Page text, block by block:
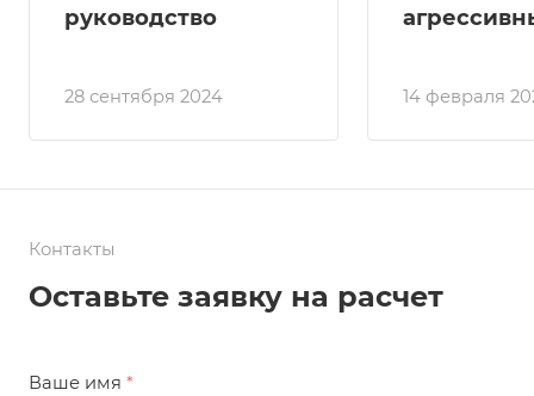
28 сентября 2024
руководство
14 февраля
Контакты
Оставьте заявку на расчет
Ваше имя *